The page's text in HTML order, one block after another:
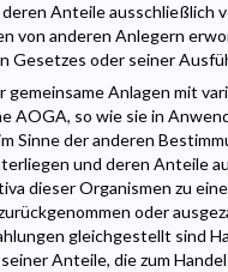
Anteile ausschließlich
von anderen Anlegern
Gesetzes oder seiner
Anlagen mit
AOGA, so wie sie in
Sinne der anderen
und deren Anteile
dieser Organismen zu
oder
gleichgestellt sind
Anteile, die zum